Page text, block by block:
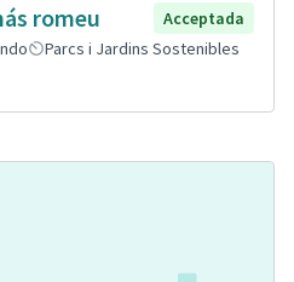
romeu
Acceptada
Parcs i Jardins Sostenibles